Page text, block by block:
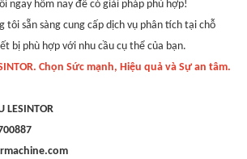
ngay hôm nay để có giải pháp phù hợp!
tôi sẵn sàng cung cấp dịch vụ phân tích tại chỗ
bị phù hợp với nhu cầu cụ thể của bạn.
Chọn Sức mạnh, Hiệu quả và Sự an tâm.
LESINTOR